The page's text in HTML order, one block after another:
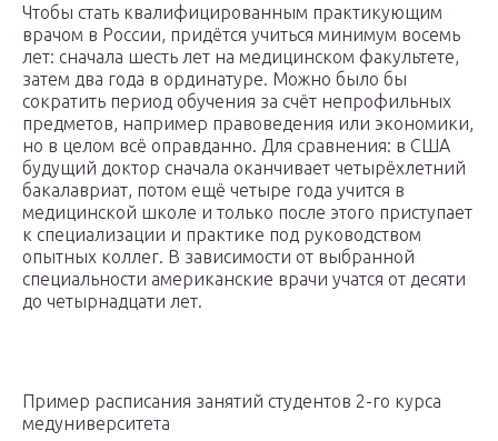
Чтобы стать квалифицированным практикующим
врачом в России, придётся учиться минимум восемь
лет: сначала шесть лет на медицинском факультете,
затем два года в ординатуре. Можно было бы
сократить период обучения за счёт непрофильных
предметов, например правоведения или экономики,
но в целом всё оправданно. Для сравнения: в США
будущий доктор сначала оканчивает четырёхлетний
бакалавриат, потом ещё четыре года учится в
медицинской школе и только после этого приступает
к специализации и практике под руководством
опытных коллег. В зависимости от выбранной
специальности американские врачи учатся от десяти
до четырнадцати лет.
Пример расписания занятий студентов 2-го курса
медуниверситета